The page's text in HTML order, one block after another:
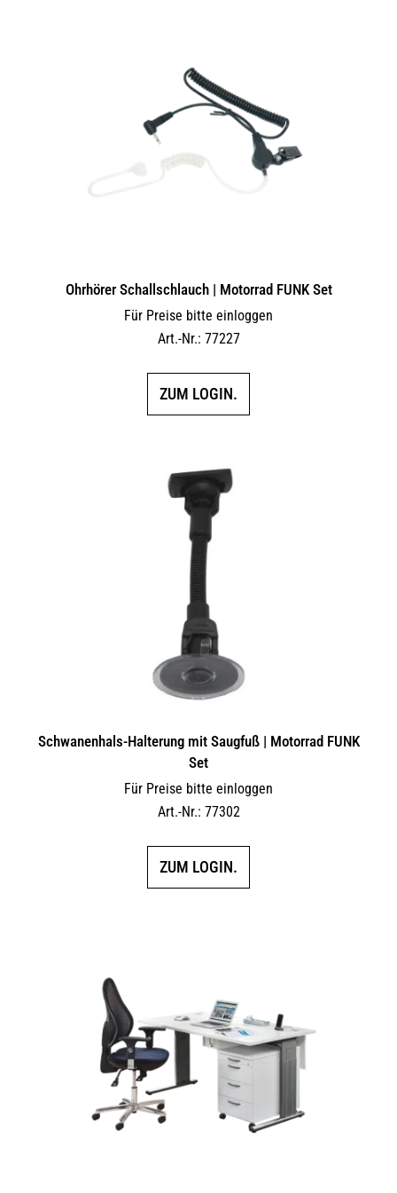
Ohrhörer Schallschlauch | Motorrad FUNK Set
Für Preise bitte einloggen
Art.-Nr.: 77227
ZUM LOGIN.
Schwanenhals-Halterung mit Saugfuß | Motorrad FUNK
Set
Für Preise bitte einloggen
Art.-Nr.: 77302
ZUM LOGIN.